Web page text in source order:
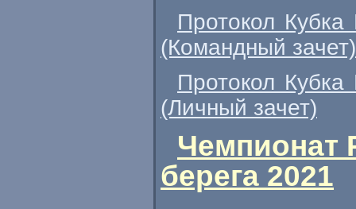
Протокол
(Командный зачет)
Протокол
(Личный зачет)
Чемпионат
берега 2021